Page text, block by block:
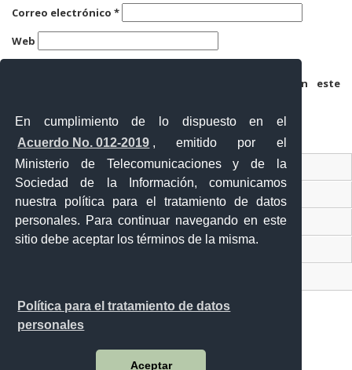
En cumplimiento de lo dispuesto en el
Acuerdo No. 012-2019 , emitido por el
Ministerio de Telecomunicaciones y de la
Sociedad de la Información, comunicamos
nuestra política para el tratamiento de datos
personales. Para continuar navegando en este
sitio debe aceptar los términos de la misma.
Política para el tratamiento de datos
personales
Aceptar
Correo electrónico *
Web
Guarda mi nombre, correo electrónico y web en este
Ventanilla Única Virtual
Ventanilla Única de Comercio Exterior
Gobierno Abierto
Malecón y Aguirre